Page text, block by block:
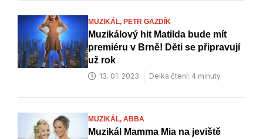
MUZIKÁL, PETR GAZDÍK
Muzikálový hit Matilda bude mít
premiéru v Brně! Děti se připravují
už rok
13. 01. 2023 Délka čtení: 4 minuty
MUZIKÁL, ABBA
Muzikál Mamma Mia na jeviště